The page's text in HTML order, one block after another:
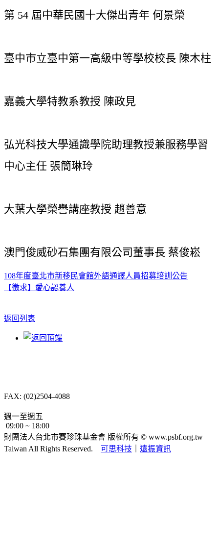
第 54 屆中華民國十大傑出青年 何景榮
臺中市立臺中第一高級中等學校校長 陳木柱
嘉義大學特教系教授 陳政見
弘光科技大學通識學院助理教授兼服務學習
中心主任 張簡琳玲
大葉大學榮譽講座教授 趙善意
澳門俊威砂石集團有限公司董事長 蔡俊崧
108年度臺北市新移民會館外語通譯人員招募培訓公告
【徵求】愛心認養人
返回列表
FAX: (02)2504-4088
週一至週五
09:00 ~ 18:00
財團法人台北市賽珍珠基金會 版權所有 © www.psbf.org.tw
Taiwan All Rights Reserved. 可思科技 遠振資訊